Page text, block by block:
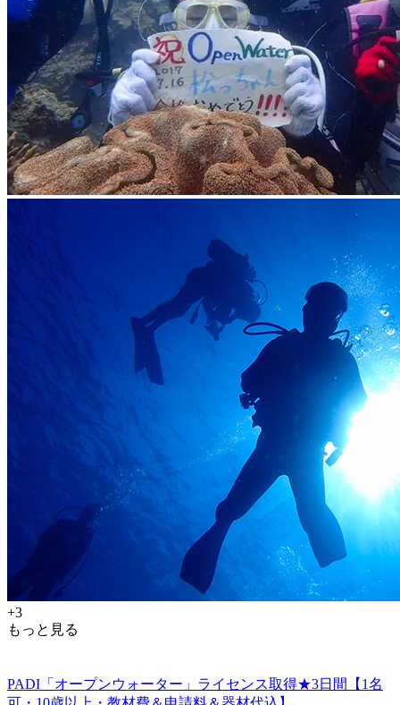
+3
もっと見る
PADI「オープンウォーター」ライセンス取得★3日間【1名